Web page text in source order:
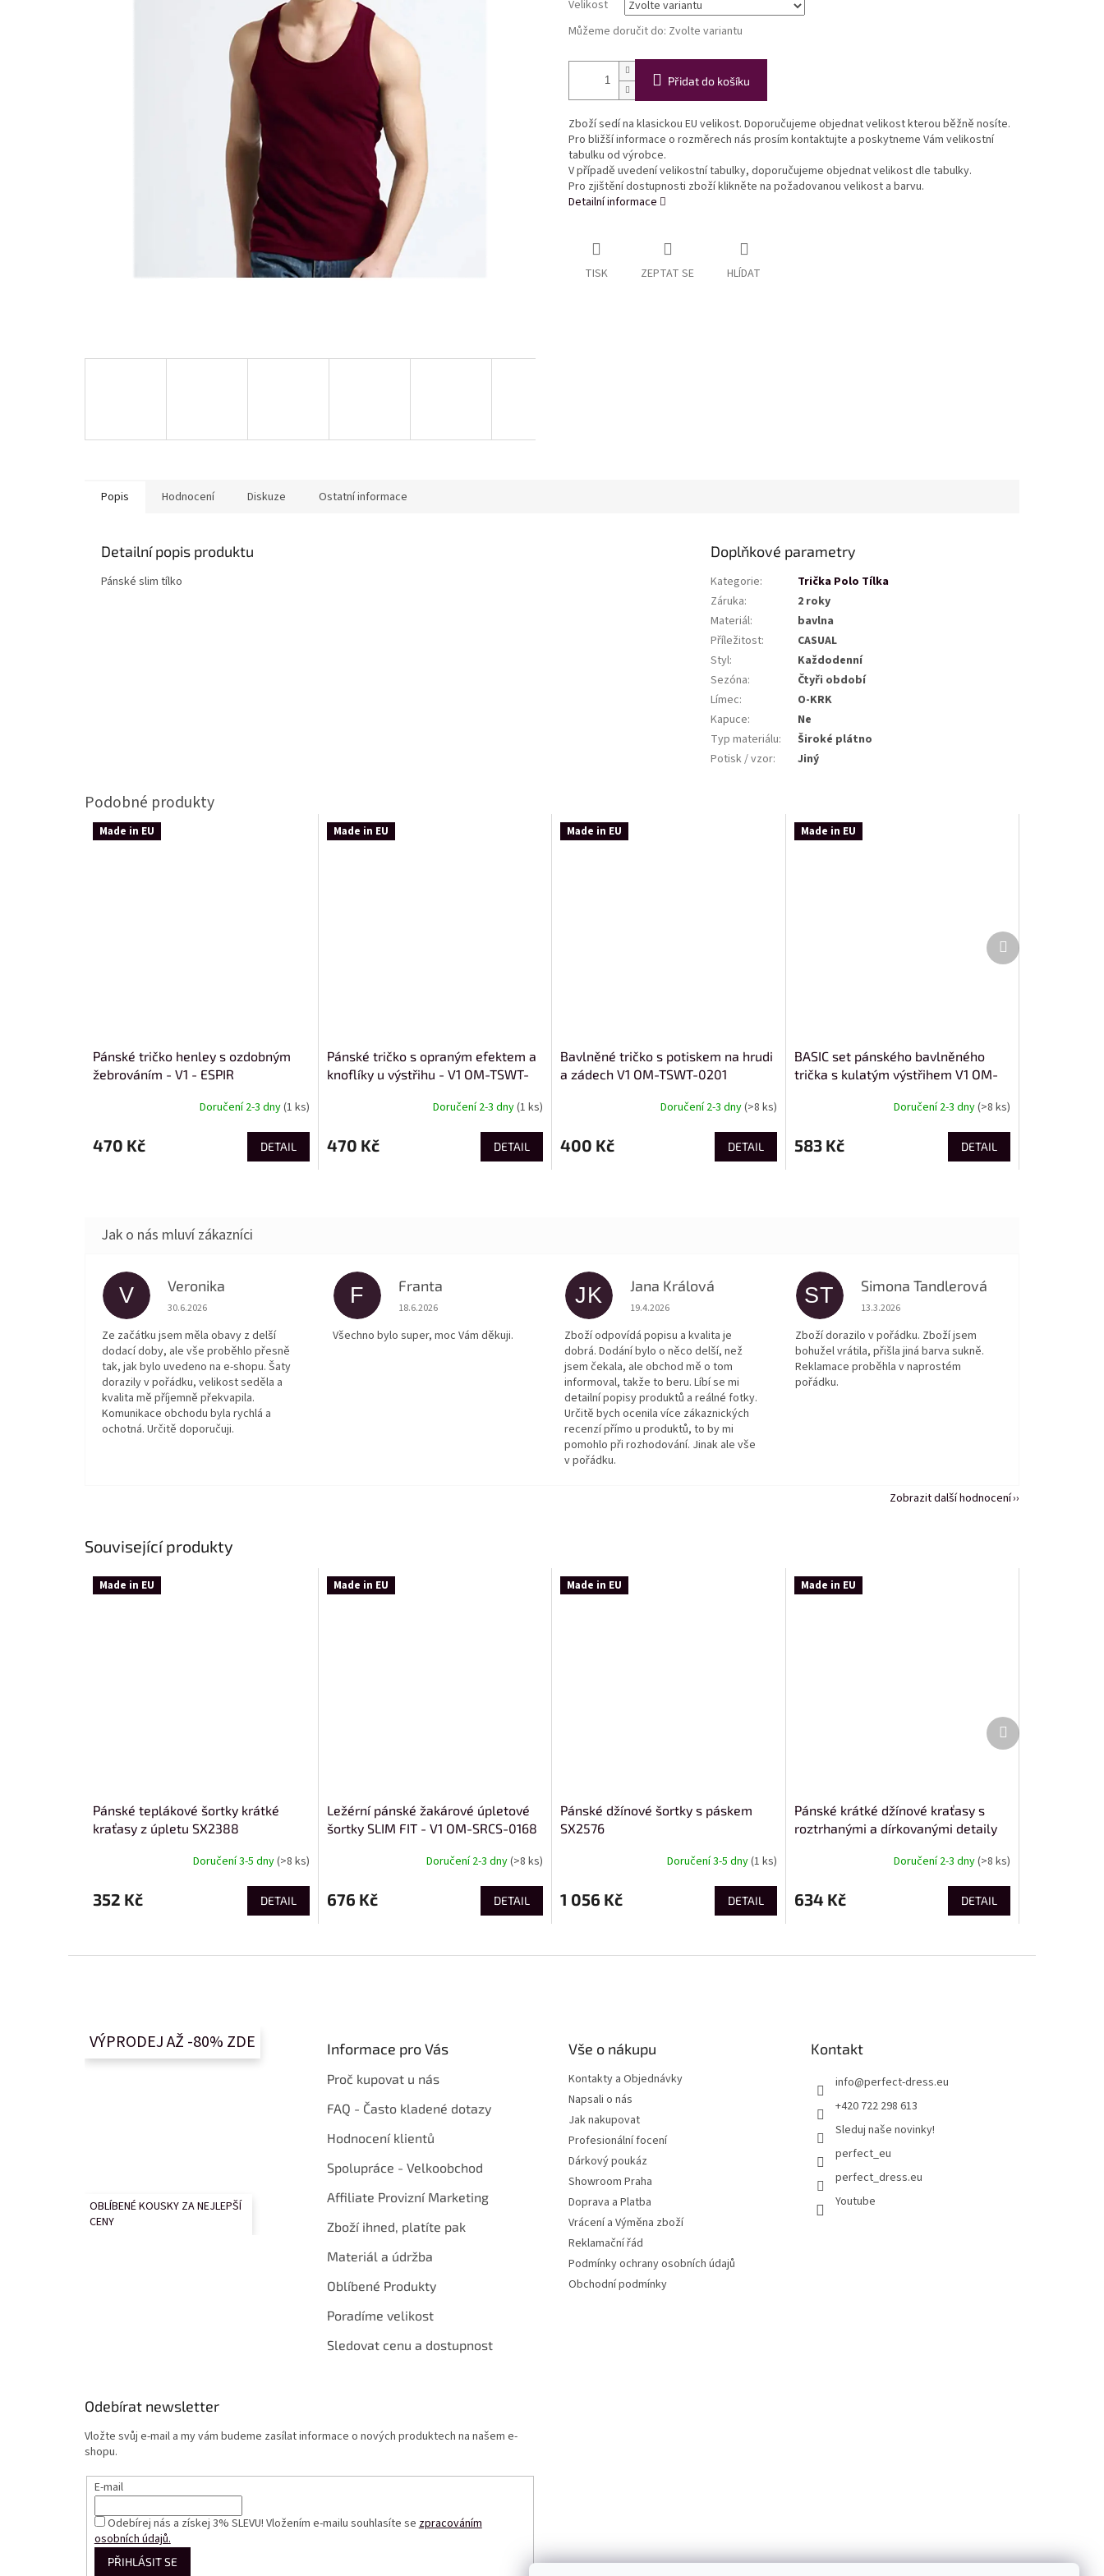
Velikost
Můžeme doručit do: Zvolte variantu
Přidat do košíku
Zboží sedí na klasickou EU velikost. Doporučujeme objednat velikost kterou běžně nosíte.
Pro bližší informace o rozměrech nás prosím kontaktujte a poskytneme Vám velikostní
tabulku od výrobce.
V případě uvedení velikostní tabulky, doporučujeme objednat velikost dle tabulky.
Pro zjištění dostupnosti zboží klikněte na požadovanou velikost a barvu.
Detailní informace
TISK ZEPTAT SE HLÍDAT
Související produkty
Made in EU
Pánské teplákové šortky krátké
kraťasy z úpletu SX2388
Doručení 3-5 dny(>8 ks)
352 Kč DETAIL
Made in EU
Ležérní pánské žakárové úpletové
šortky SLIM FIT - V1 OM-SRCS-0168
Doručení 2-3 dny(>8 ks)
676 Kč DETAIL
Made in EU
Pánské džínové šortky s páskem
SX2576
Doručení 3-5 dny(1 ks)
1 056 Kč DETAIL
Made in EU
Pánské krátké džínové kraťasy s
roztrhanými a dírkovanými detaily
Doručení 2-3 dny(>8 ks)
634 Kč DETAIL
Další
produkt
Popis Hodnocení Diskuze Ostatní informace
Detailní popis produktu
Pánské slim tílko
Doplňkové parametry
Kategorie:
Trička Polo Tílka
Záruka:
2 roky
Materiál:
bavlna
Příležitost:
CASUAL
Styl:
Každodenní
Sezóna:
Čtyři období
Límec:
O-KRK
Kapuce:
Ne
Typ materiálu:
Široké plátno
Potisk / vzor: Jiný
Made in EU
Pánské tričko henley s ozdobným
žebrováním - V1 - ESPIR
Doručení 2-3 dny(1 ks)
470 Kč DETAIL
Made in EU
Pánské tričko s opraným efektem a
knoflíky u výstřihu - V1 OM-TSWT-
Doručení 2-3 dny(1 ks)
470 Kč DETAIL
Made in EU
Bavlněné tričko s potiskem na hrudi
a zádech V1 OM-TSWT-0201
Doručení 2-3 dny(>8 ks)
400 Kč DETAIL
Made in EU
BASIC set pánského bavlněného
trička s kulatým výstřihem V1 OM-
Doručení 2-3 dny(>8 ks)
583 Kč DETAIL
Další
produkt
V Veronika
Hodnocení obchodu je 5 z 5 hvězdiček.
30.6.2026
Ze začátku jsem měla obavy z delší
dodací doby, ale vše proběhlo přesně
tak, jak bylo uvedeno na e-shopu. Šaty
dorazily v pořádku, velikost seděla a
kvalita mě příjemně překvapila.
Komunikace obchodu byla rychlá a
ochotná. Určitě doporučuji.
F Franta
Hodnocení obchodu je 5 z 5 hvězdiček.
18.6.2026
Všechno bylo super, moc Vám děkuji.
JK Jana Králová
Hodnocení obchodu je 5 z 5 hvězdiček.
19.4.2026
Zboží odpovídá popisu a kvalita je
dobrá. Dodání bylo o něco delší, než
jsem čekala, ale obchod mě o tom
informoval, takže to beru. Líbí se mi
detailní popisy produktů a reálné fotky.
Určitě bych ocenila více zákaznických
recenzí přímo u produktů, to by mi
pomohlo při rozhodování. Jinak ale vše
v pořádku.
ST Simona Tandlerová
Hodnocení obchodu je 5 z 5 hvězdiček.
13.3.2026
Zboží dorazilo v pořádku. Zboží jsem
bohužel vrátila, přišla jiná barva sukně.
Reklamace proběhla v naprostém
pořádku.
Zobrazit další hodnocení
VÝPRODEJ AŽ -80% ZDE
OBLÍBENÉ KOUSKY ZA NEJLEPŠÍ
CENY
Informace pro Vás
Proč kupovat u nás
FAQ - Často kladené dotazy
Hodnocení klientů
Spolupráce - Velkoobchod
Affiliate Provizní Marketing
Zboží ihned, platíte pak
Materiál a údržba
Oblíbené Produkty
Poradíme velikost
Sledovat cenu a dostupnost
Vše o nákupu
Kontakty a Objednávky
Napsali o nás
Jak nakupovat
Profesionální focení
Dárkový poukáz
Showroom Praha
Doprava a Platba
Vrácení a Výměna zboží
Reklamační řád
Podmínky ochrany osobních údajů
Obchodní podmínky
Kontakt
info@perfect-dress.eu
+420 722 298 613
Sleduj naše novinky!
perfect_eu
perfect_dress.eu
Youtube
Odebírat newsletter
Vložte svůj e-mail a my vám budeme zasílat informace o nových produktech na našem e-
shopu.
E-mail
Odebírej nás a získej 3% SLEVU! Vložením e-mailu souhlasíte sezpracováním
osobních údajů.
PŘIHLÁSIT SE